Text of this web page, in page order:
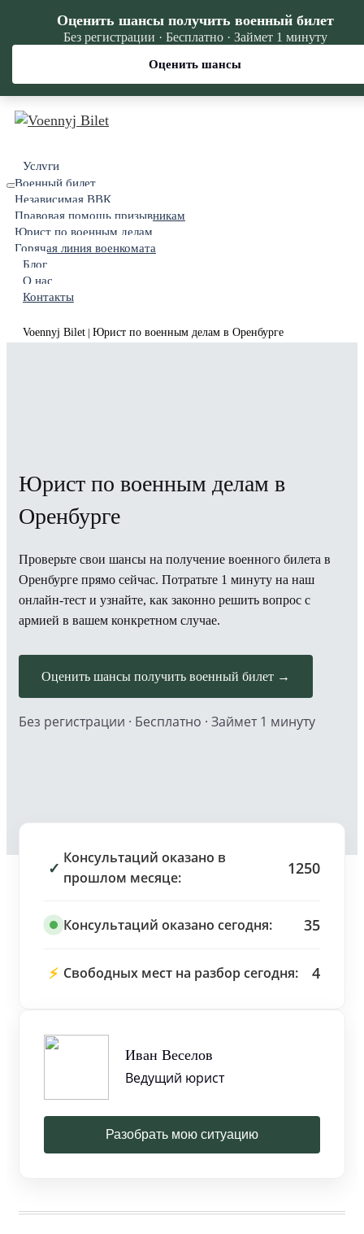
Услуги
Военный билет
Независимая ВВК
Правовая помощь призывникам
Юрист по военным делам
Горячая линия военкомата
Блог
О нас
Контакты
Voennyj Bilet Юрист по военным делам в Оренбурге
Юрист по военным делам в
Оренбурге
Проверьте свои шансы на получение военного билета в
Оренбурге прямо сейчас. Потратьте 1 минуту на наш
онлайн-тест и узнайте, как законно решить вопрос с
армией в вашем конкретном случае.
Оценить шансы получить военный билет →
Без регистрации · Бесплатно · Займет 1 минуту
✓
Консультаций оказано в
прошлом месяце:
1250
Консультаций оказано сегодня: 35
⚡ Свободных мест на разбор сегодня: 4
Иван Веселов
Ведущий юрист
Разобрать мою ситуацию
Оценить шансы получить военный билет
Без регистрации · Бесплатно · Займет 1 минуту
Оценить шансы